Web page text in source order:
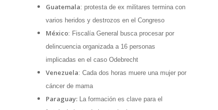
Guatemala: protesta de ex militares termina con
varios heridos y destrozos en el Congreso
México: Fiscalía General busca procesar por
delincuencia organizada a 16 personas
implicadas en el caso Odebrecht
Venezuela: Cada dos horas muere una mujer por
cáncer de mama
Paraguay: La formación es clave para el